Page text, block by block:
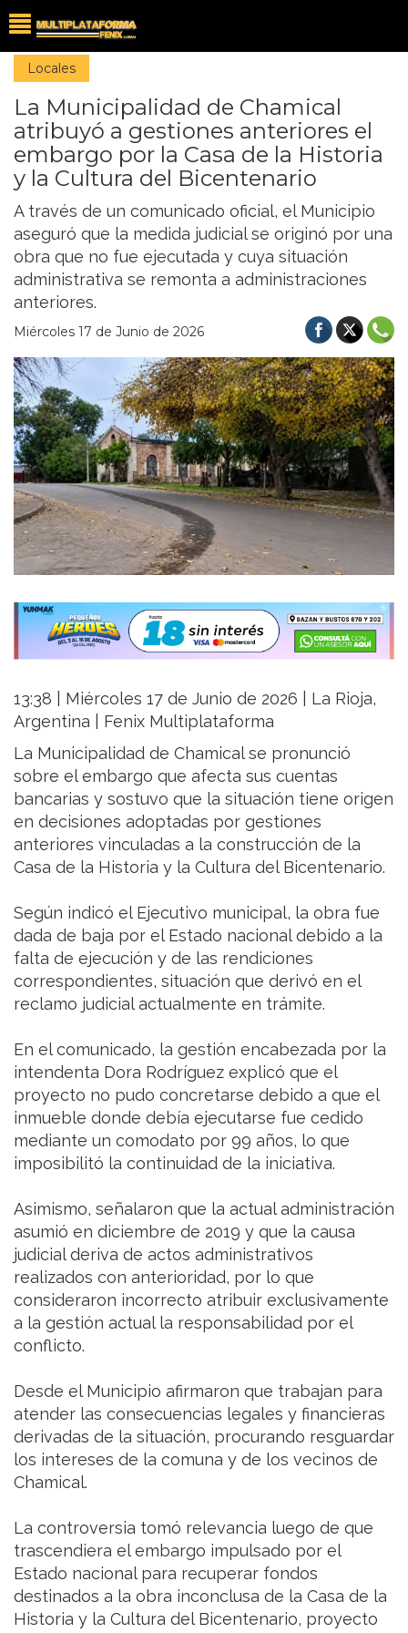
Locales
La Municipalidad de Chamical
atribuyó a gestiones anteriores el
embargo por la Casa de la Historia
y la Cultura del Bicentenario
A través de un comunicado oficial, el Municipio
aseguró que la medida judicial se originó por una
obra que no fue ejecutada y cuya situación
administrativa se remonta a administraciones
anteriores.
Miércoles 17 de Junio de 2026
13:38 | Miércoles 17 de Junio de 2026 | La Rioja,
Argentina | Fenix Multiplataforma
La Municipalidad de Chamical se pronunció
sobre el embargo que afecta sus cuentas
bancarias y sostuvo que la situación tiene origen
en decisiones adoptadas por gestiones
anteriores vinculadas a la construcción de la
Casa de la Historia y la Cultura del Bicentenario.
Según indicó el Ejecutivo municipal, la obra fue
dada de baja por el Estado nacional debido a la
falta de ejecución y de las rendiciones
correspondientes, situación que derivó en el
reclamo judicial actualmente en trámite.
En el comunicado, la gestión encabezada por la
intendenta Dora Rodríguez explicó que el
proyecto no pudo concretarse debido a que el
inmueble donde debía ejecutarse fue cedido
mediante un comodato por 99 años, lo que
imposibilitó la continuidad de la iniciativa.
Asimismo, señalaron que la actual administración
asumió en diciembre de 2019 y que la causa
judicial deriva de actos administrativos
realizados con anterioridad, por lo que
consideraron incorrecto atribuir exclusivamente
a la gestión actual la responsabilidad por el
conflicto.
Desde el Municipio afirmaron que trabajan para
atender las consecuencias legales y financieras
derivadas de la situación, procurando resguardar
los intereses de la comuna y de los vecinos de
Chamical.
La controversia tomó relevancia luego de que
trascendiera el embargo impulsado por el
Estado nacional para recuperar fondos
destinados a la obra inconclusa de la Casa de la
Historia y la Cultura del Bicentenario, proyecto